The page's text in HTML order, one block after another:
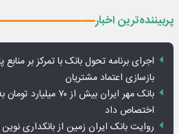
پربیننده‌ترین اخبار
اجرای برنامه تحول بانک با تمرکز بر
بازسازی اعتماد مشتریان
بانک مهر ایران بیش
اختصاص داد
روایت بانک ایران زمین از بانکداری